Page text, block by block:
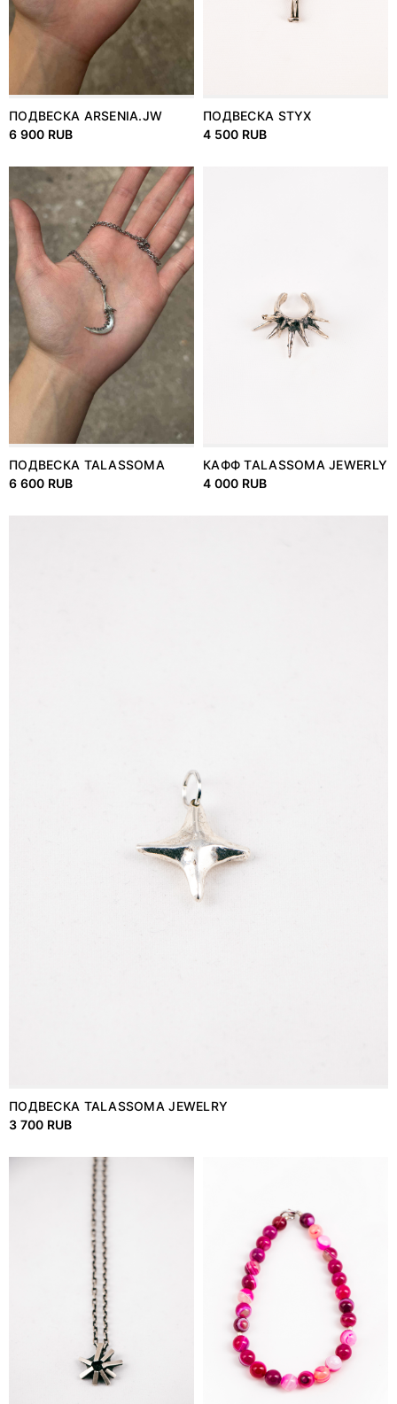
ПОДВЕСКА ARSENIA.JW
6 900 RUB
ПОДВЕСКА STYX
4 500 RUB
ПОДВЕСКА TALASSOMA
6 600 RUB
КАФФ TALASSOMA JEWERLY
4 000 RUB
ПОДВЕСКА TALASSOMA JEWELRY
3 700 RUB